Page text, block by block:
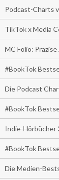
Podcast-Charts
TikTok x Media
MC Folio:
#BookTok
Die Podcast
#BookTok
Indie-Hörbücher
#BookTok
Die Medien-